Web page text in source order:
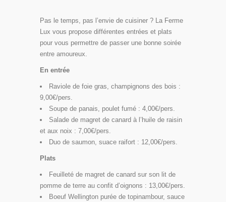
Pas le temps, pas l’envie de cuisiner ? La Ferme
Lux vous propose différentes entrées et plats
pour vous permettre de passer une bonne soirée
entre amoureux.
En entrée
Raviole de foie gras, champignons des bois :
9,00€/pers.
Soupe de panais, poulet fumé : 4,00€/pers.
Salade de magret de canard à l’huile de raisin
et aux noix : 7,00€/pers.
Duo de saumon, suace raifort : 12,00€/pers.
Plats
Feuilleté de magret de canard sur son lit de
pomme de terre au confit d’oignons : 13,00€/pers.
Boeuf Wellington purée de topinambour, sauce